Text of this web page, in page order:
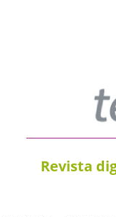
Revista